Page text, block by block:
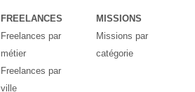
FREELANCES
Freelances par
métier
Freelances par
ville
MISSIONS
Missions par
catégorie